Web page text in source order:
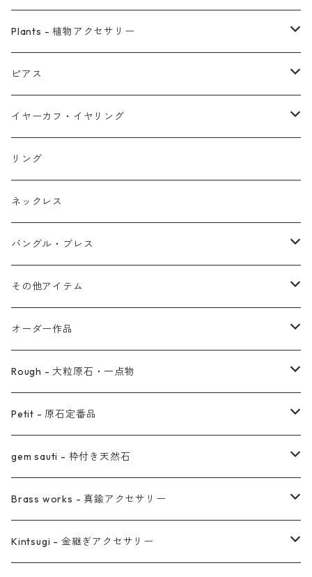
ピアス
ネックレス
イヤーカフ
イヤリング
Plants - 植物アクセサリー
ピアス
ネックレス
リング
ブレス
オブジェ
イヤーカフ
ピアス
スタッド・一粒
フック・ぶら下がり
フープ
イヤーカフ・イヤリング
原石イヤーカフ
植物イヤーカフ
ぶら下がりイヤーカフ
2連イヤーカフ
イヤリング対応
ノンホールピアス
オーダー用ページ
真鍮イヤーカフ
リング
ネックレス
バングル・ブレス
ブレスレット
バングル
その他アイテム
ブローチ
ヘアアクセサリー
オーダー作品
リング
ネックレス
ピアス
イヤーカフ
バングル
Rough - 大粒原石・一点物
ピアス
リング
ネックレス
イヤーカフ
Petit - 原石定番品
ピアス
リング
ネックレス
gem sauti - 枠付き天然石
ピアス
ネックレス
Brass works - 真鍮アクセサリー
リング
Kintsugi - 金継ぎアクセサリー